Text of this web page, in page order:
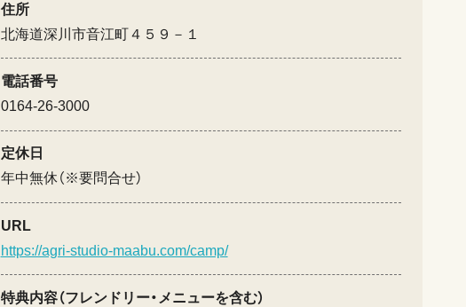
住所
北海道深川市音江町４５９－１
電話番号
0164-26-3000
定休日
年中無休（※要問合せ）
URL
https://agri-studio-maabu.com/camp/
特典内容（フレンドリー・メニューを含む）